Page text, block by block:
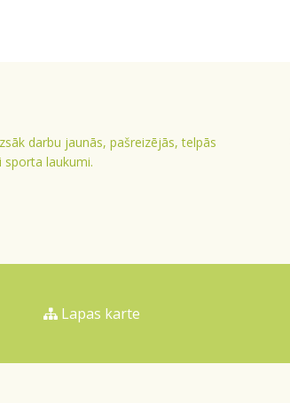
darbu jaunās, pašreizējās, telpās
sporta laukumi.
Lapas karte